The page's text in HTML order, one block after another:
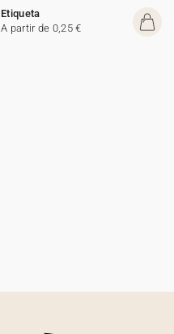
Etiqueta
A partir de 0,25 €